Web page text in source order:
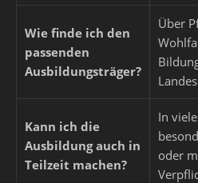
Wie finde ich den
passenden
Ausbildungsträger?
Über
Kann ich die
Ausbildung auch in
Teilzeit machen?
In
oder